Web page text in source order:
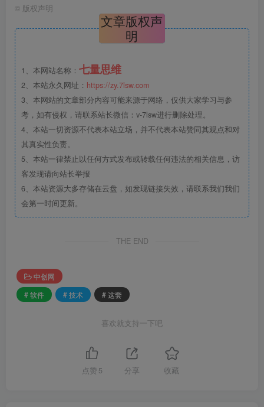
© 版权声明
文章版权声
明
1、本网站名称： 七量思维
2、本站永久网址： https://zy.7lsw.com
3、本网站的文章部分内容可能来源于网络，仅供大家学习与参
考，如有侵权，请联系站长微信：v-7lsw进行删除处理。
4、本站一切资源不代表本站立场，并不代表本站赞同其观点和对
其真实性负责。
5、本站一律禁止以任何方式发布或转载任何违法的相关信息，访
客发现请向站长举报
6、本站资源大多存储在云盘，如发现链接失效，请联系我们我们
会第一时间更新。
THE END
中创网
# 软件
# 技术 # 这套
喜欢就支持一下吧
点赞 5 分享 收藏